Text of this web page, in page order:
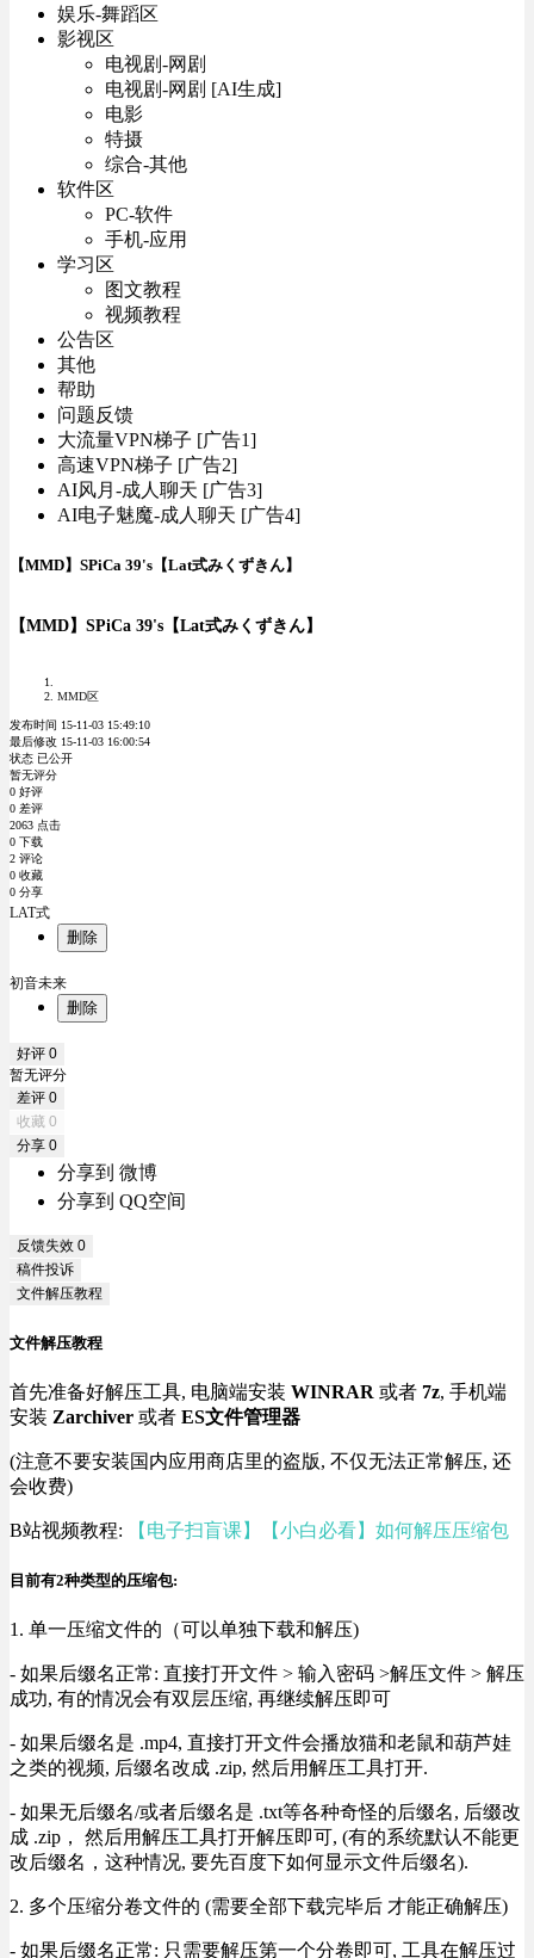
娱乐-舞蹈区
影视区
电视剧-网剧
电视剧-网剧 [AI生成]
电影
特摄
综合-其他
软件区
PC-软件
手机-应用
学习区
图文教程
视频教程
公告区
其他
帮助
问题反馈
大流量VPN梯子 [广告1]
高速VPN梯子 [广告2]
AI风月-成人聊天 [广告3]
AI电子魅魔-成人聊天 [广告4]
【MMD】SPiCa 39's【Lat式みくずきん】
【MMD】SPiCa 39's【Lat式みくずきん】
MMD区
发布时间 15-11-03 15:49:10
最后修改 15-11-03 16:00:54
状态 已公开
暂无评分
0 好评
0 差评
2063 点击
0 下载
2 评论
0 收藏
0 分享
LAT式
删除
初音未来
删除
好评 0
暂无评分
差评 0
收藏 0
分享 0
分享到 微博
分享到 QQ空间
反馈失效 0
稿件投诉
文件解压教程
文件解压教程
首先准备好解压工具, 电脑端安装 WINRAR 或者 7z, 手机端
安装 Zarchiver 或者 ES文件管理器
(注意不要安装国内应用商店里的盗版, 不仅无法正常解压, 还
会收费)
B站视频教程: 【电子扫盲课】【小白必看】如何解压压缩包
目前有2种类型的压缩包:
1. 单一压缩文件的（可以单独下载和解压)
- 如果后缀名正常: 直接打开文件 > 输入密码 >解压文件 > 解压
成功, 有的情况会有双层压缩, 再继续解压即可
- 如果后缀名是 .mp4, 直接打开文件会播放猫和老鼠和葫芦娃
之类的视频, 后缀名改成 .zip, 然后用解压工具打开.
- 如果无后缀名/或者后缀名是 .txt等各种奇怪的后缀名, 后缀改
成 .zip， 然后用解压工具打开解压即可, (有的系统默认不能更
改后缀名，这种情况, 要先百度下如何显示文件后缀名).
2. 多个压缩分卷文件的 (需要全部下载完毕后 才能正确解压)
- 如果后缀名正常: 只需要解压第一个分卷即可, 工具在解压过